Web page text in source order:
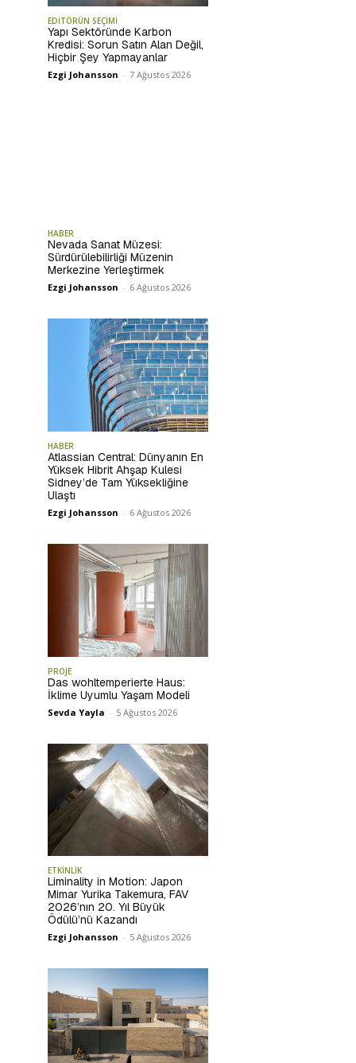
EDİTÖRÜN SEÇİMİ
Yapı Sektöründe Karbon
Kredisi: Sorun Satın Alan Değil,
Hiçbir Şey Yapmayanlar
Ezgi Johansson - 7 Ağustos 2026
HABER
Nevada Sanat Müzesi:
Sürdürülebilirliği Müzenin
Merkezine Yerleştirmek
Ezgi Johansson - 6 Ağustos 2026
HABER
Atlassian Central: Dünyanın En
Yüksek Hibrit Ahşap Kulesi
Sidney’de Tam Yüksekliğine
Ulaştı
Ezgi Johansson - 6 Ağustos 2026
PROJE
Das wohltemperierte Haus:
İklime Uyumlu Yaşam Modeli
Sevda Yayla - 5 Ağustos 2026
ETKİNLİK
Liminality in Motion: Japon
Mimar Yurika Takemura, FAV
2026’nın 20. Yıl Büyük
Ödülü’nü Kazandı
Ezgi Johansson - 5 Ağustos 2026